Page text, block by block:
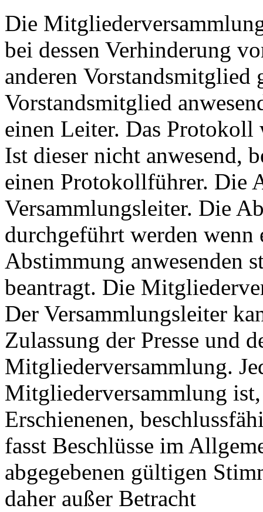
Die
bei dessen Verhinderung
anderen Vorstandsmitglied
Vorstandsmitglied
einen Leiter. Das
Ist dieser nicht anwesend,
einen Protokollführer. Die
Versammlungsleiter. Die
durchgeführt werden
Abstimmung anwesenden
beantragt. Die
Der Versammlungsleiter
Zulassung der Presse und
Mitgliederversammlung.
Mitgliederversammlung
Erschienenen,
fasst Beschlüsse im
abgegebenen gültigen
daher außer Betracht